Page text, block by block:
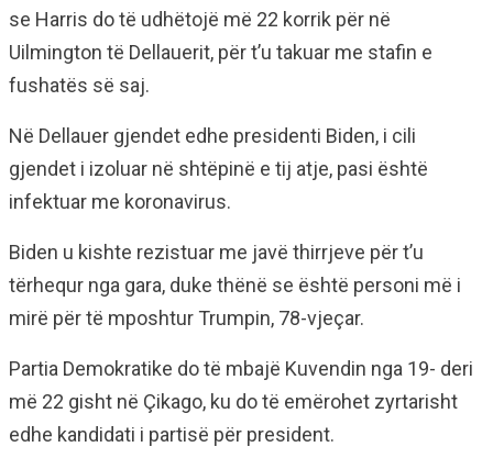
se Harris do të udhëtojë më 22 korrik për në
Uilmington të Dellauerit, për t’u takuar me stafin e
fushatës së saj.
Në Dellauer gjendet edhe presidenti Biden, i cili
gjendet i izoluar në shtëpinë e tij atje, pasi është
infektuar me koronavirus.
Biden u kishte rezistuar me javë thirrjeve për t’u
tërhequr nga gara, duke thënë se është personi më i
mirë për të mposhtur Trumpin, 78-vjeçar.
Partia Demokratike do të mbajë Kuvendin nga 19- deri
më 22 gisht në Çikago, ku do të emërohet zyrtarisht
edhe kandidati i partisë për president.